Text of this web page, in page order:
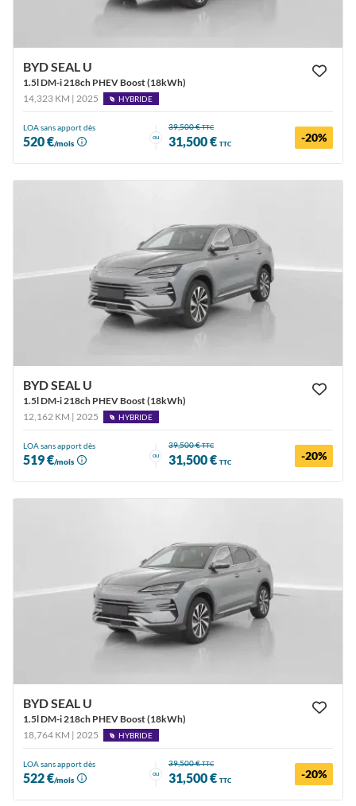
BYD SEAL U
1.5l DM-i 218ch PHEV Boost (18kWh)
14,323 KM | 2025
HYBRIDE
LOA sans apport dès
520 €/mois
ou
39,500 €TTC
31,500 € TTC -20%
BYD SEAL U
1.5l DM-i 218ch PHEV Boost (18kWh)
12,162 KM | 2025
HYBRIDE
LOA sans apport dès
519 €/mois
ou
39,500 €TTC
31,500 € TTC -20%
BYD SEAL U
1.5l DM-i 218ch PHEV Boost (18kWh)
18,764 KM | 2025
HYBRIDE
LOA sans apport dès
522 €/mois
ou
39,500 €TTC
31,500 € TTC -20%